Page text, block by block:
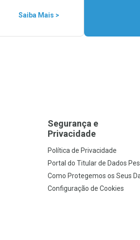
Saiba Mais >
Segurança e
Privacidade
Política de Privacidade
Portal do Titular de Dados
Como Protegemos os Seus
Configuração de Cookies